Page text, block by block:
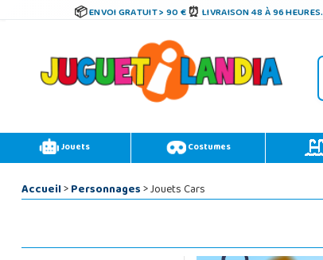
ENVOI GRATUIT > 90 € LIVRAISON 48 À 96 HEURES.
Jouets Costumes
Accueil>Personnages> Jouets Cars